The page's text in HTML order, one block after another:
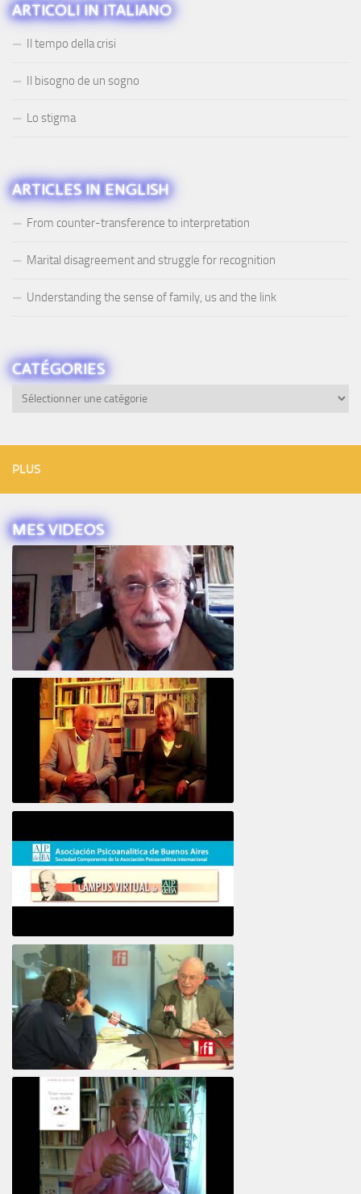
ARTICOLI IN ITALIANO
Il tempo della crisi
Il bisogno de un sogno
Lo stigma
ARTICLES IN ENGLISH
From counter-transference to interpretation
Marital disagreement and struggle for recognition
Understanding the sense of family, us and the link
CATÉGORIES
Catégories
PLUS
MES VIDEOS
Intervista ad Alberto Eiguer
Psicoanálisis por Skype y teléfono Alberto
Eiguer presenta el curso virtual 2017